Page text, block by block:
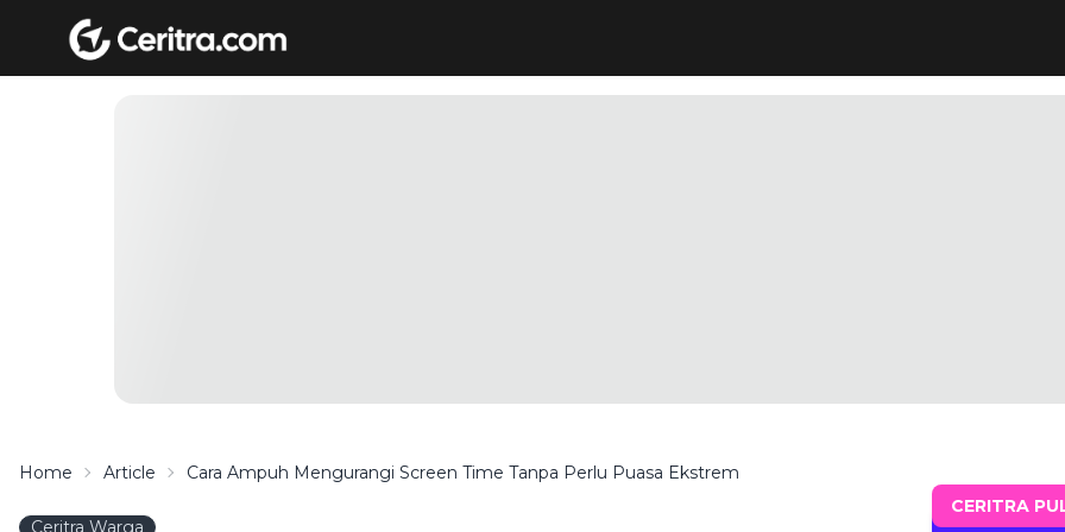
Home Article Cara Ampuh Mengurangi Screen Time Tanpa Perlu Puasa Ekstrem
Ceritra Warga
CERITRA